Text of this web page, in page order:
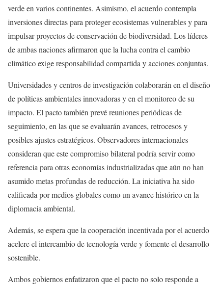
verde en varios continentes. Asimismo, el acuerdo contempla
inversiones directas para proteger ecosistemas vulnerables y para
impulsar proyectos de conservación de biodiversidad. Los líderes
de ambas naciones afirmaron que la lucha contra el cambio
climático exige responsabilidad compartida y acciones conjuntas.
Universidades y centros de investigación colaborarán en el diseño
de políticas ambientales innovadoras y en el monitoreo de su
impacto. El pacto también prevé reuniones periódicas de
seguimiento, en las que se evaluarán avances, retrocesos y
posibles ajustes estratégicos. Observadores internacionales
consideran que este compromiso bilateral podría servir como
referencia para otras economías industrializadas que aún no han
asumido metas profundas de reducción. La iniciativa ha sido
calificada por medios globales como un avance histórico en la
diplomacia ambiental.
Además, se espera que la cooperación incentivada por el acuerdo
acelere el intercambio de tecnología verde y fomente el desarrollo
sostenible.
Ambos gobiernos enfatizaron que el pacto no solo responde a